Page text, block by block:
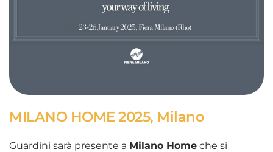
MILANO HOME 2025, Milano
Guardini sarà presente a Milano Home che si